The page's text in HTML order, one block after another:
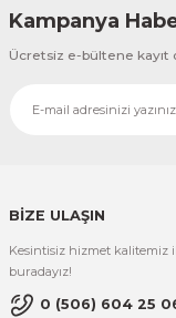
Kampanya
Ücretsiz e-bültene kayıt
BİZE ULAŞIN
Kesintisiz hizmet kalitemiz
buradayız!
0 (506) 604 25